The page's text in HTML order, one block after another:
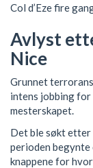
Col d’Eze fire
Avlyst
Nice
Grunnet
intens jobbing for
mesterskapet.
Det ble søkt etter
perioden begynte
knappene for